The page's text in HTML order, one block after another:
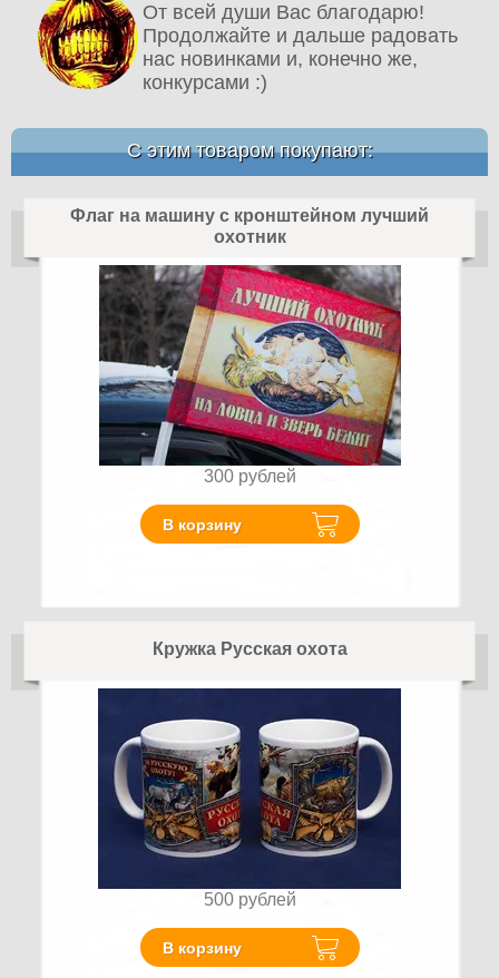
От всей души Вас благодарю!
Продолжайте и дальше радовать
нас новинками и, конечно же,
конкурсами :)
С этим товаром покупают:
Флаг на машину с кронштейном лучший
охотник
300 рублей
В корзину
Кружка Русская охота
500 рублей
В корзину